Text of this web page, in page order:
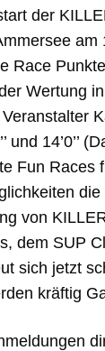
der
am
Race
Wertung
und
Fun Races
von
dem SUP
sich jetzt
kräftig